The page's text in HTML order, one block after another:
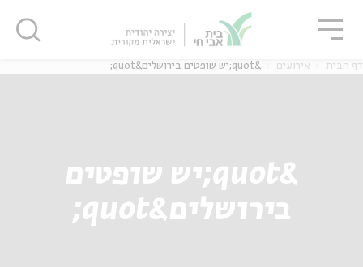
דף הבית אירועים &quot;יש שופטים בירושלים&quot;
&quot;יש שופטים
בירושלים&quot;
סגור